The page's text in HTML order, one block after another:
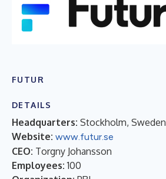
FUTUR
DETAILS
Headquarters: Stockholm, Sweden
Website: www.futur.se
CEO: Torgny Johansson
Employees: 100